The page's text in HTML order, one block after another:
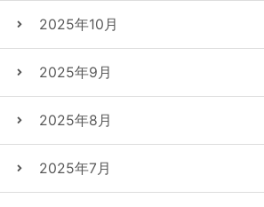
2025年10月
2025年9月
2025年8月
2025年7月